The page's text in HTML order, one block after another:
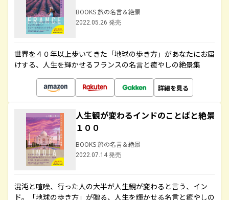
BOOKS 旅の名言＆絶景
2022.05.26 発売
世界を４０年以上歩いてきた「地球の歩き方」があなたにお届
けする、人生を輝かせるフランスの名言と癒やしの絶景集
詳細を見る
人生観が変わるインドのことばと絶景
１００
BOOKS 旅の名言＆絶景
2022.07.14 発売
混沌と喧噪、行った人の大半が人生観が変わると言う、イン
ド。「地球の歩き方」が贈る、人生を輝かせる名言と癒やしの